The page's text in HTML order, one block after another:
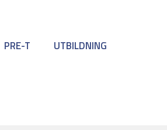
PRE-T UTBILDNING